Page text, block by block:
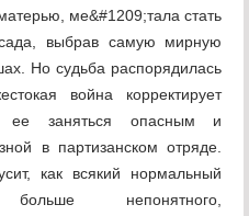
ме&#1209;тала стать
сада, выбрав самую мирную
Но судьба распорядилась
война корректирует
ее заняться опасным и
в партизанском отряде.
как всякий нормальный
непонятного,